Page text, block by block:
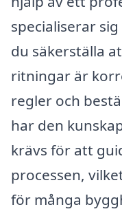
specialiserar
du säkerställa
ritningar är
regler och
har den
krävs för att
processen,
för många